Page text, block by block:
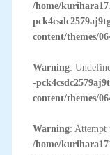
/home/
content/themes/
Warning:
-
content/themes/
Warning: Attempt
/home/